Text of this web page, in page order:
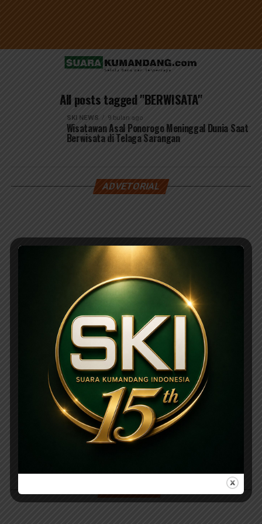
All posts tagged "BERWISATA"
SKI NEWS 9 bulan ago
Wisatawan Asal Ponorogo Meninggal Dunia Saat
Berwisata di Telaga Sarangan
ADVETORIAL